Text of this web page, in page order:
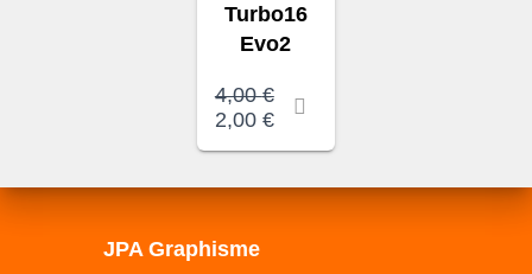
Turbo16
Evo2
4,00€Le
prix
4,00 €.
2,00 €Le
est :
JPA Graphisme